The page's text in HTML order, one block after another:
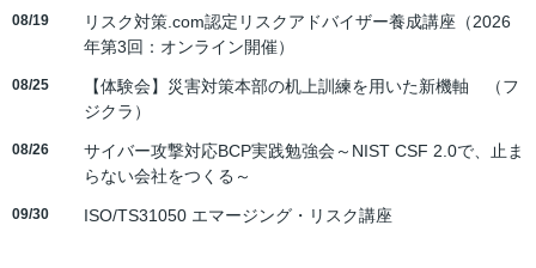
08/19
リスク対策.com認定リスクアドバイザー養成講座（2026
年第3回：オンライン開催）
08/25
【体験会】災害対策本部の机上訓練を用いた新機軸 （フ
ジクラ）
08/26
サイバー攻撃対応BCP実践勉強会～NIST CSF 2.0で、止ま
らない会社をつくる～
09/30 ISO/TS31050 エマージング・リスク講座